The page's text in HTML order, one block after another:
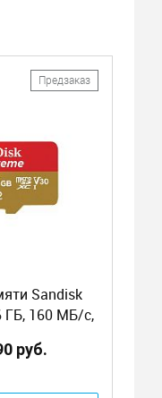
Предзаказ
Sandisk
ГБ, 160 МБ/с,
руб.